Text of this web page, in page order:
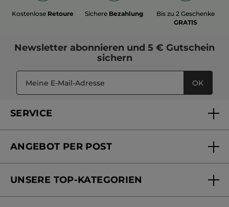
Kostenlose Retoure Sichere Bezahlung
Bis zu 2 Geschenke
GRATIS
Newsletter abonnieren und 5 € Gutschein
sichern
OK
SERVICE
Mein Konto
Online Preisliste
ANGEBOT PER POST
Versandhandel Preisliste
UNSERE TOP-KATEGORIEN